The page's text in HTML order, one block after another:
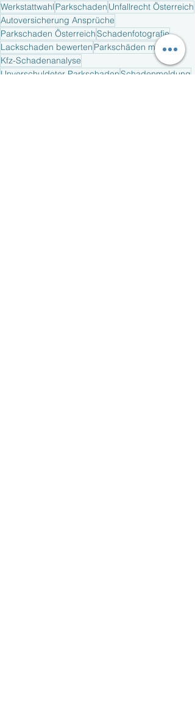
Werkstattwahl Parkschaden Unfallrecht Österreich
Autoversicherung Ansprüche
Parkschaden ÖsterreichSchadenfotografie
Lackschaden bewerten Parkschäden melden.
Kfz-Schadenanalyse
Unverschuldeter ParkschadenSchadenmeldung